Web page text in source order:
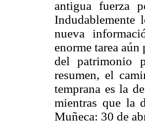
antigua fuerza
Indudablemente
nueva
enorme tarea
del patrimonio
resumen, el
temprana es la
mientras que la
Muñeca: 30 de